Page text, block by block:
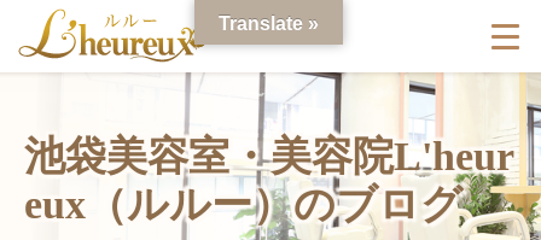
池袋美容室・美容院L'heur
eux（ルルー）のブログ
Translate »